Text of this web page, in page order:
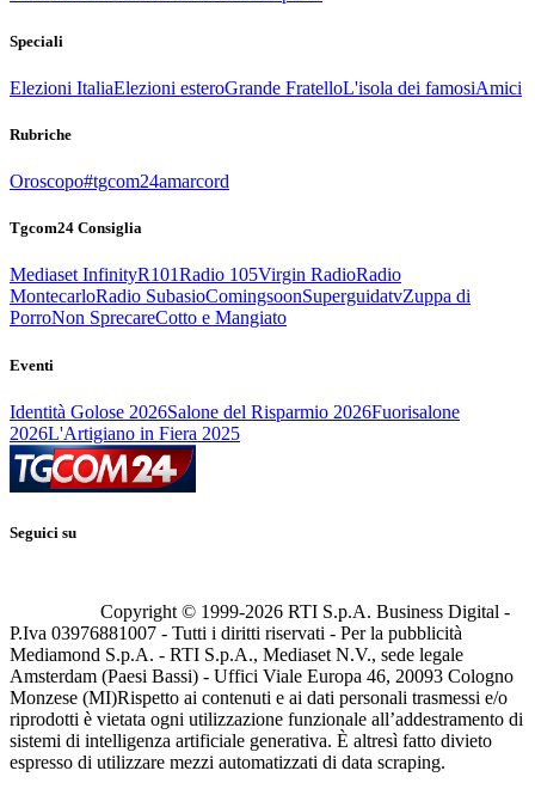
Speciali
Elezioni ItaliaElezioni esteroGrande FratelloL'isola dei famosiAmici
Rubriche
Oroscopo#tgcom24amarcord
Tgcom24 Consiglia
Mediaset InfinityR101Radio 105Virgin RadioRadio
MontecarloRadio SubasioComingsoonSuperguidatvZuppa di
PorroNon SprecareCotto e Mangiato
Eventi
Identità Golose 2026Salone del Risparmio 2026Fuorisalone
2026L'Artigiano in Fiera 2025
Seguici su
Copyright © 1999-2026 RTI S.p.A. Business Digital -
P.Iva 03976881007 - Tutti i diritti riservati - Per la pubblicità
Mediamond S.p.A. - RTI S.p.A., Mediaset N.V., sede legale
Amsterdam (Paesi Bassi) - Uffici Viale Europa 46, 20093 Cologno
Monzese (MI)Rispetto ai contenuti e ai dati personali trasmessi e/o
riprodotti è vietata ogni utilizzazione funzionale all’addestramento di
sistemi di intelligenza artificiale generativa. È altresì fatto divieto
espresso di utilizzare mezzi automatizzati di data scraping.